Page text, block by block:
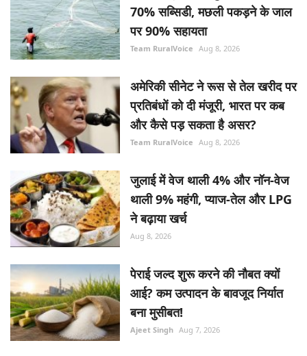
70% सब्सिडी, मछली पकड़ने के जाल
पर 90% सहायता
Team RuralVoice Aug 8, 2026
अमेरिकी सीनेट ने रूस से तेल खरीद पर
प्रतिबंधों को दी मंजूरी, भारत पर कब
और कैसे पड़ सकता है असर?
Team RuralVoice Aug 8, 2026
जुलाई में वेज थाली 4% और नॉन-वेज
थाली 9% महंगी, प्याज-तेल और LPG
ने बढ़ाया खर्च
Aug 8, 2026
पेराई जल्द शुरू करने की नौबत क्यों
आई? कम उत्पादन के बावजूद निर्यात
बना मुसीबत!
Ajeet Singh Aug 7, 2026